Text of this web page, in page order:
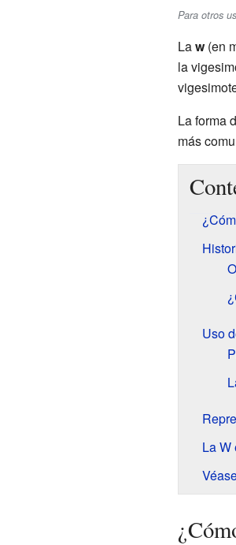
Para otros
Law(en
la
La forma
más
Uso
La W